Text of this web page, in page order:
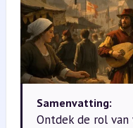
Samenvatting:
Ontdek de rol